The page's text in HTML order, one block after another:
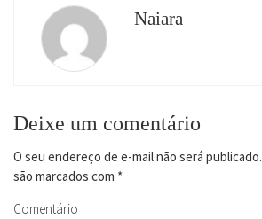
Naiara
Deixe um comentário
O seu endereço de e-mail não será publicado.
são marcados com *
Comentário